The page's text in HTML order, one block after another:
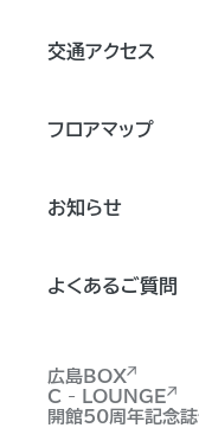
交通アクセス
フロアマップ
お知らせ
よくあるご質問
広島BOX
C - LOUNGE
開館50周年記念誌